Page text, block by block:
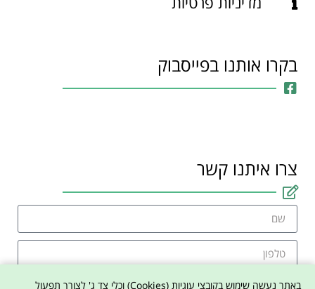
בקרו אותנו בפייסבוק
צרו איתנו קשר
באתר נעשה שימוש בקובצי עוגיות (Cookies) וכלי צד ג' לצורך תפעול